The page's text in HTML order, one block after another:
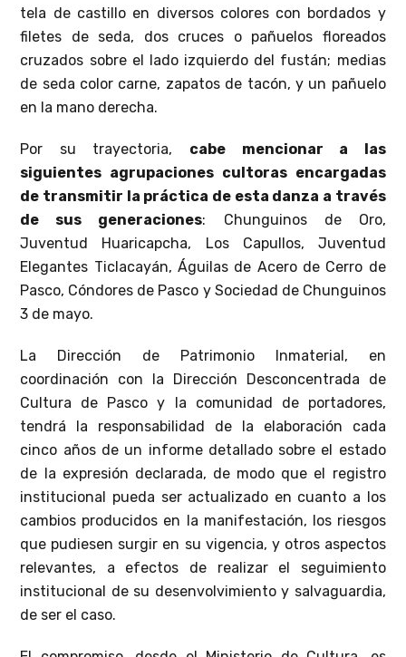
tela de castillo en diversos colores con bordados y
filetes de seda, dos cruces o pañuelos floreados
cruzados sobre el lado izquierdo del fustán; medias
de seda color carne, zapatos de tacón, y un pañuelo
en la mano derecha.
Por su trayectoria, cabe mencionar a las
siguientes agrupaciones cultoras encargadas
de transmitir la práctica de esta danza a través
de sus generaciones: Chunguinos de Oro,
Juventud Huaricapcha, Los Capullos, Juventud
Elegantes Ticlacayán, Águilas de Acero de Cerro de
Pasco, Cóndores de Pasco y Sociedad de Chunguinos
3 de mayo.
La Dirección de Patrimonio Inmaterial, en
coordinación con la Dirección Desconcentrada de
Cultura de Pasco y la comunidad de portadores,
tendrá la responsabilidad de la elaboración cada
cinco años de un informe detallado sobre el estado
de la expresión declarada, de modo que el registro
institucional pueda ser actualizado en cuanto a los
cambios producidos en la manifestación, los riesgos
que pudiesen surgir en su vigencia, y otros aspectos
relevantes, a efectos de realizar el seguimiento
institucional de su desenvolvimiento y salvaguardia,
de ser el caso.